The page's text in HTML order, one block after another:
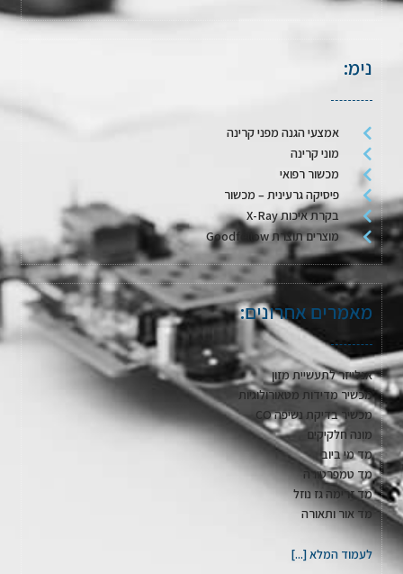
נימ:
אמצעי הגנה מפני קרינה
מוני קרינה
מכשור רפואי
פיסיקה גרעינית – מכשור
בקרת איכות X-Ray
מוצרים תוצרת Goodfellow
מאמרים אחרונים:
אנלייזר לתעשיית מזון
מכשיר מדידות מטאורולוגיות
מכשיר בדיקת נשיפה CO
מונה חלקיקים
מד מי ביוב
מד טמפרטורה
מד זרימה גז נוזל
מד אור ותאורה
לעמוד המלא [...]